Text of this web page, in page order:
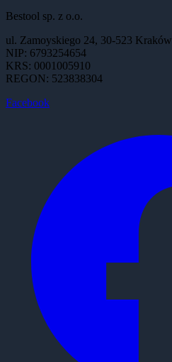
Bestool sp. z o.o.
ul. Zamoyskiego 24, 30-523 Kraków
NIP: 6793254654
KRS: 0001005910
REGON: 523838304
Facebook